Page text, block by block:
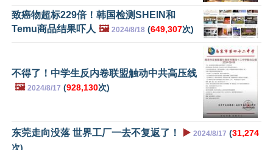
致癌物超标229倍！韩国检测SHEIN和
Temu商品结果吓人 🖼️ 2024/8/18 (649,307次)
不得了！中学生反内卷联盟触动中共高压线
🖼️ 2024/8/17 (928,130次)
东莞走向没落 世界工厂一去不复返了！ ▶️ 2024/8/17 (31,274
次)